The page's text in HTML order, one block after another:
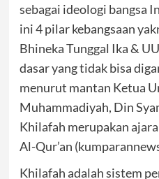
sebagai ideologi bangsa
ini 4 pilar kebangsaan
Bhineka Tunggal Ika &
dasar yang tidak bisa
menurut mantan Ketua
Muhammadiyah, Din
Khilafah merupakan
Al-Qur’an
Khilafah adalah sistem